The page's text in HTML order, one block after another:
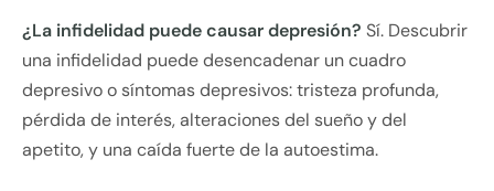
¿La infidelidad puede causar depresión? Sí. Descubrir
una infidelidad puede desencadenar un cuadro
depresivo o síntomas depresivos: tristeza profunda,
pérdida de interés, alteraciones del sueño y del
apetito, y una caída fuerte de la autoestima.